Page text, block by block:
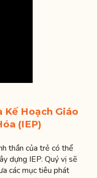
Kế Hoạch Giáo
(IEP)
thần của trẻ có thể
dựng IEP. Quý vị sẽ
các mục tiêu phát